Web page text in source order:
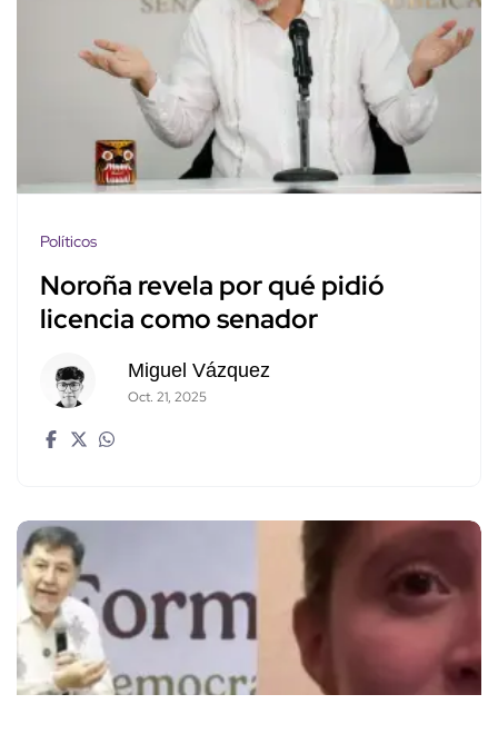
Políticos
Noroña revela por qué pidió
licencia como senador
Miguel Vázquez
Oct. 21, 2025